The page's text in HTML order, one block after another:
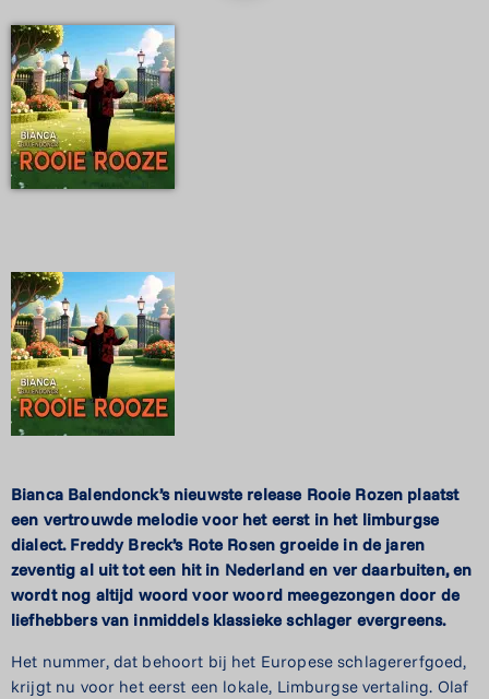
Bianca Balendonck’s nieuwste release Rooie Rozen plaatst
een vertrouwde melodie voor het eerst in het limburgse
dialect. Freddy Breck’s Rote Rosen groeide in de jaren
zeventig al uit tot een hit in Nederland en ver daarbuiten, en
wordt nog altijd woord voor woord meegezongen door de
liefhebbers van inmiddels klassieke schlager evergreens.
Het nummer, dat behoort bij het Europese schlagererfgoed,
krijgt nu voor het eerst een lokale, Limburgse vertaling. Olaf